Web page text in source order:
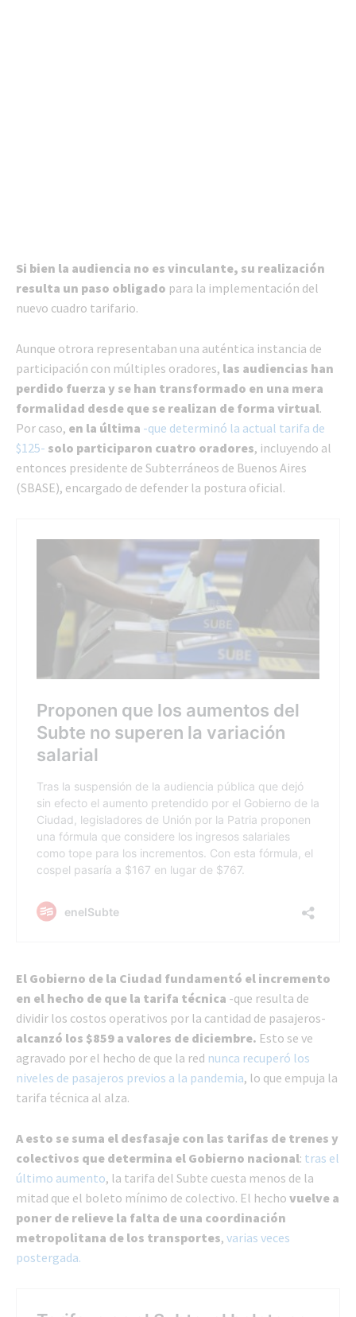
Si bien la audiencia no es vinculante, su realización
resulta un paso obligado para la implementación del
nuevo cuadro tarifario.
Aunque otrora representaban una auténtica instancia de
participación con múltiples oradores, las audiencias han
perdido fuerza y se han transformado en una mera
formalidad desde que se realizan de forma virtual.
Por caso, en la última -que determinó la actual tarifa de
$125- solo participaron cuatro oradores, incluyendo al
entonces presidente de Subterráneos de Buenos Aires
(SBASE), encargado de defender la postura oficial.
El Gobierno de la Ciudad fundamentó el incremento
en el hecho de que la tarifa técnica -que resulta de
dividir los costos operativos por la cantidad de pasajeros-
alcanzó los $859 a valores de diciembre. Esto se ve
agravado por el hecho de que la red nunca recuperó los
niveles de pasajeros previos a la pandemia, lo que empuja la
tarifa técnica al alza.
A esto se suma el desfasaje con las tarifas de trenes y
colectivos que determina el Gobierno nacional: tras el
último aumento, la tarifa del Subte cuesta menos de la
mitad que el boleto mínimo de colectivo. El hecho vuelve a
poner de relieve la falta de una coordinación
metropolitana de los transportes, varias veces
postergada.